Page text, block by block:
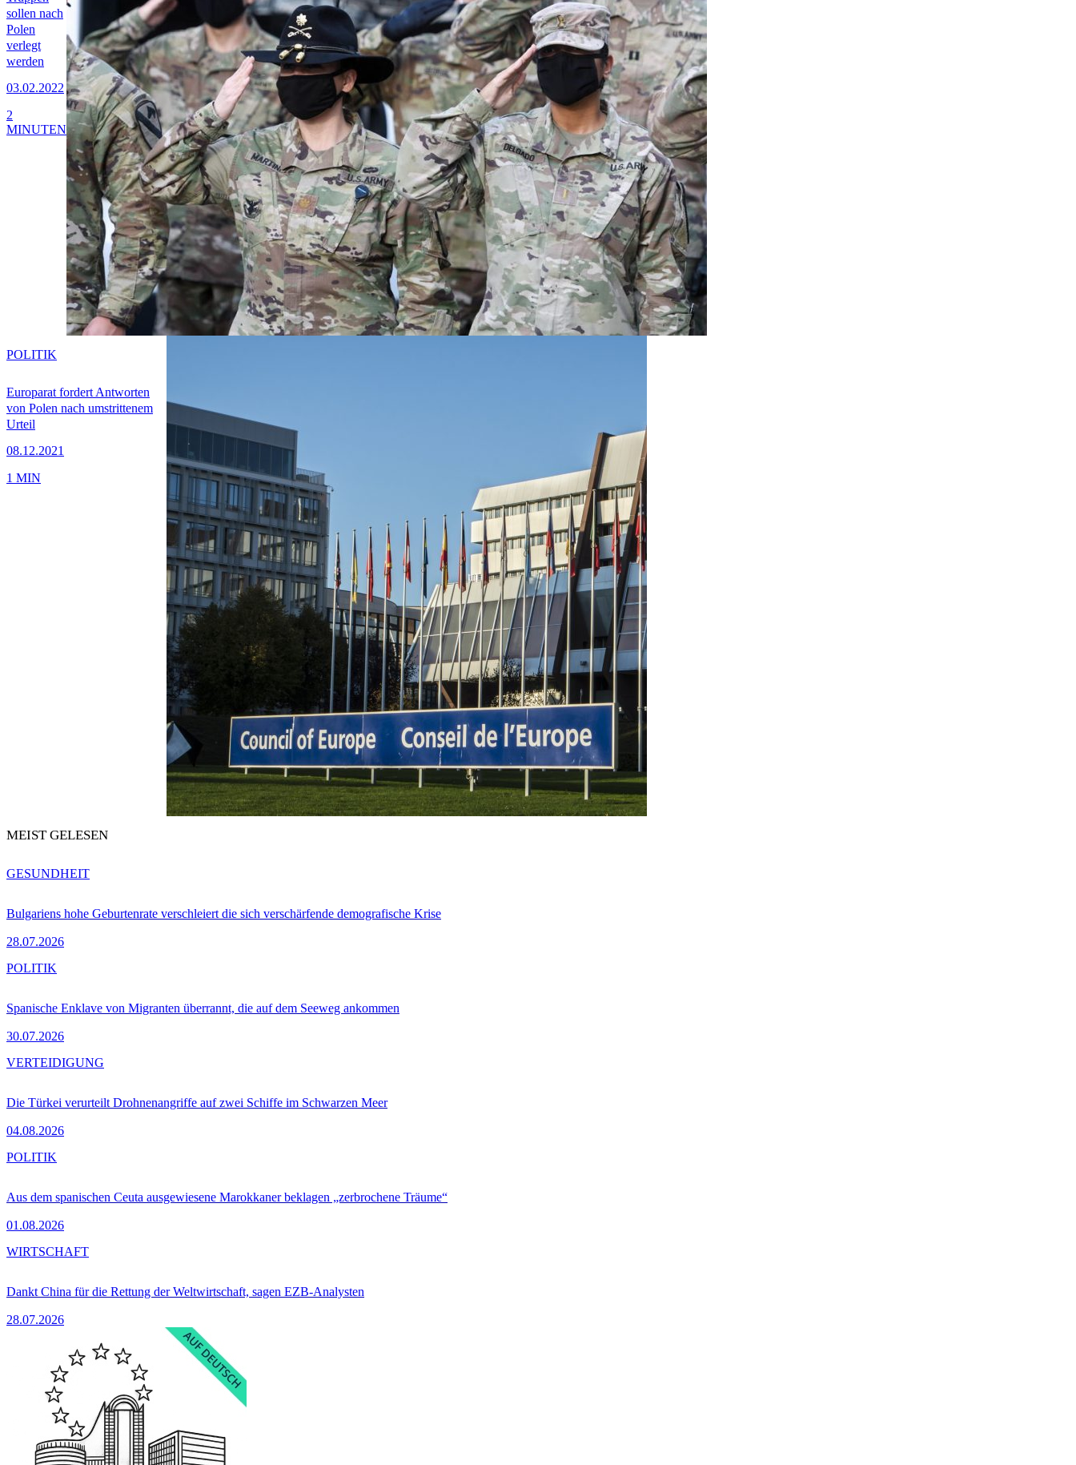
sollen nach
Polen
verlegt
werden
03.02.2022
2
MINUTEN
Europarat fordert Antworten
von Polen nach umstrittenem
Urteil
08.12.2021
POLITIK
1 MIN
MEIST GELESEN
Bulgariens hohe Geburtenrate verschleiert die sich verschärfende demografische Krise
28.07.2026
GESUNDHEIT
Spanische Enklave von Migranten überrannt, die auf dem Seeweg ankommen
30.07.2026
POLITIK
Die Türkei verurteilt Drohnenangriffe auf zwei Schiffe im Schwarzen Meer
04.08.2026
VERTEIDIGUNG
Aus dem spanischen Ceuta ausgewiesene Marokkaner beklagen „zerbrochene Träume“
01.08.2026
POLITIK
Dankt China für die Rettung der Weltwirtschaft, sagen EZB-Analysten
28.07.2026
WIRTSCHAFT